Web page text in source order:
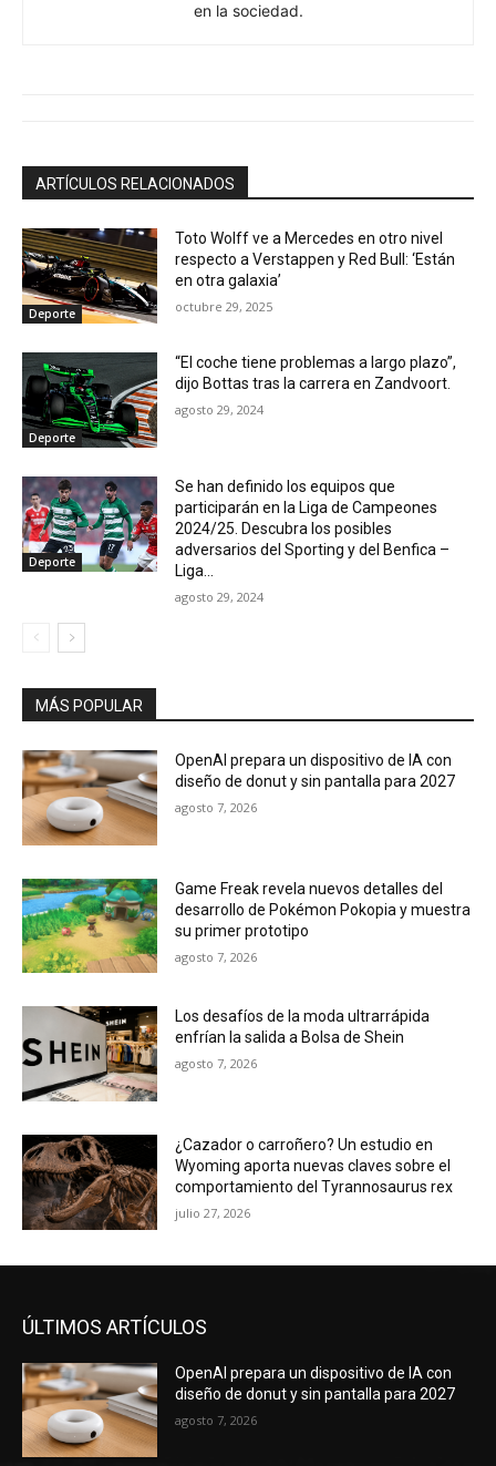
en la sociedad.
ARTÍCULOS RELACIONADOS
Deporte
Toto Wolff ve a Mercedes en otro nivel
respecto a Verstappen y Red Bull: ‘Están
en otra galaxia’
octubre 29, 2025
Deporte
“El coche tiene problemas a largo plazo”,
dijo Bottas tras la carrera en Zandvoort.
agosto 29, 2024
Deporte
Se han definido los equipos que
participarán en la Liga de Campeones
2024/25. Descubra los posibles
adversarios del Sporting y del Benfica –
Liga...
agosto 29, 2024
MÁS POPULAR
OpenAI prepara un dispositivo de IA con
diseño de donut y sin pantalla para 2027
agosto 7, 2026
Game Freak revela nuevos detalles del
desarrollo de Pokémon Pokopia y muestra
su primer prototipo
agosto 7, 2026
Los desafíos de la moda ultrarrápida
enfrían la salida a Bolsa de Shein
agosto 7, 2026
¿Cazador o carroñero? Un estudio en
Wyoming aporta nuevas claves sobre el
comportamiento del Tyrannosaurus rex
julio 27, 2026
ÚLTIMOS ARTÍCULOS
OpenAI prepara un dispositivo de IA con
diseño de donut y sin pantalla para 2027
agosto 7, 2026